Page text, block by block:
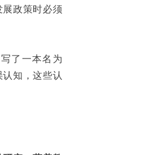
政策时必须
了一本名为
知，这些认